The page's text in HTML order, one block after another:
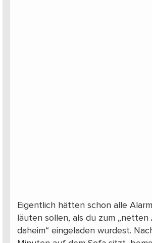
Eigentlich hätten schon alle
läuten sollen, als du zum „netten
daheim“ eingeladen wurdest.